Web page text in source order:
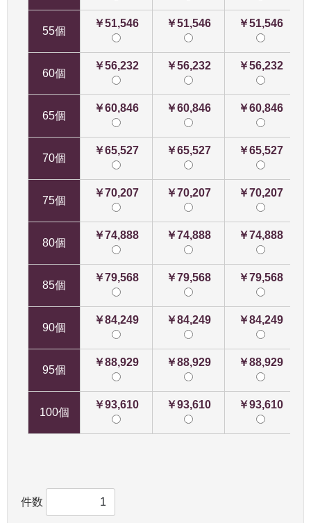
55個
￥51,546 ￥51,546 ￥51,546
60個
￥56,232 ￥56,232 ￥56,232
65個
￥60,846 ￥60,846 ￥60,846
70個
￥65,527 ￥65,527 ￥65,527
75個
￥70,207 ￥70,207 ￥70,207
80個
￥74,888 ￥74,888 ￥74,888
85個
￥79,568 ￥79,568 ￥79,568
90個
￥84,249 ￥84,249 ￥84,249
95個
￥88,929 ￥88,929 ￥88,929
100個
￥93,610 ￥93,610 ￥93,610
件数